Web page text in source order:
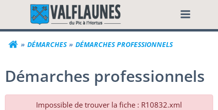
contenuCommune de
DÉMARCHES DÉMARCHES PROFESSIONNELS
Démarches professionnels
Impossible de trouver la fiche : R10832.xml